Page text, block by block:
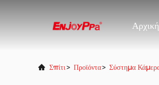
Σπίτι> Προϊόντα> Σύστημα